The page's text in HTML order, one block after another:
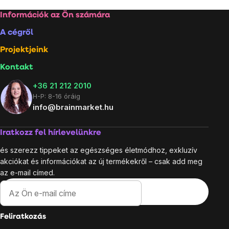
Lábléc
Információk az Ön számára
A cégről
Projektjeink
Kontakt
+36 21 212 2010
H-P: 8-16 óráig
info@brainmarket.hu
Iratkozz fel hírlevelünkre
és szerezz tippeket az egészséges életmódhoz, exkluzív
akciókat és információkat az új termékekről – csak add meg
az e-mail címed.
Feliratkozás